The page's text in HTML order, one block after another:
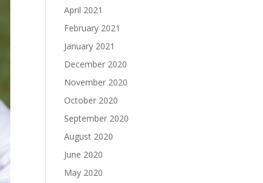
April 2021
February 2021
January 2021
December 2020
November 2020
October 2020
September 2020
August 2020
June 2020
May 2020